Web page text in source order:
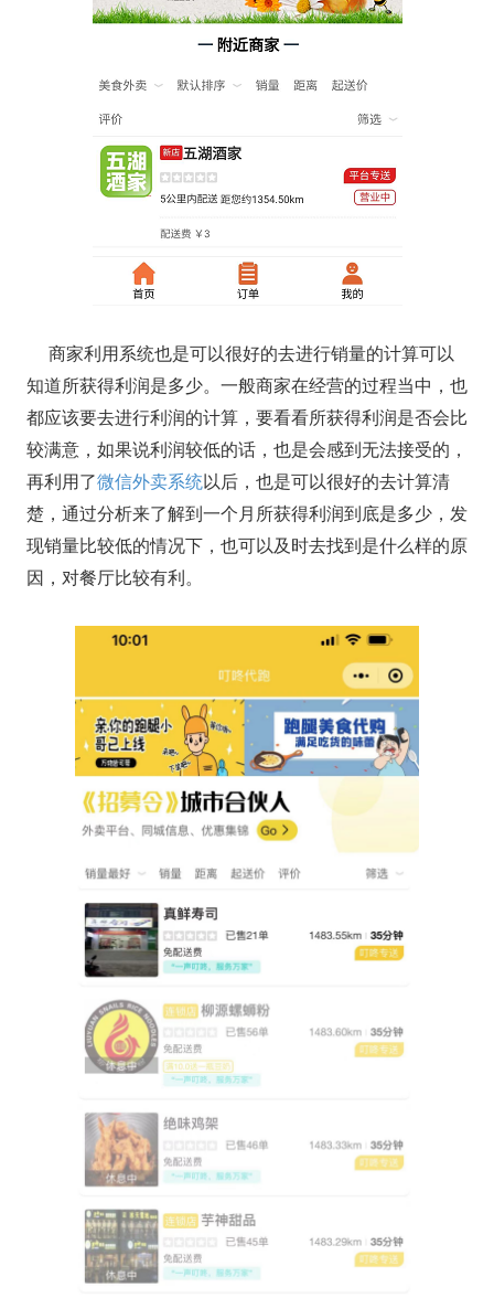
商家利用系统也是可以很好的去进行销量的计算可以
知道所获得利润是多少。一般商家在经营的过程当中，也
都应该要去进行利润的计算，要看看所获得利润是否会比
较满意，如果说利润较低的话，也是会感到无法接受的，
再利用了微信外卖系统以后，也是可以很好的去计算清
楚，通过分析来了解到一个月所获得利润到底是多少，发
现销量比较低的情况下，也可以及时去找到是什么样的原
因，对餐厅比较有利。